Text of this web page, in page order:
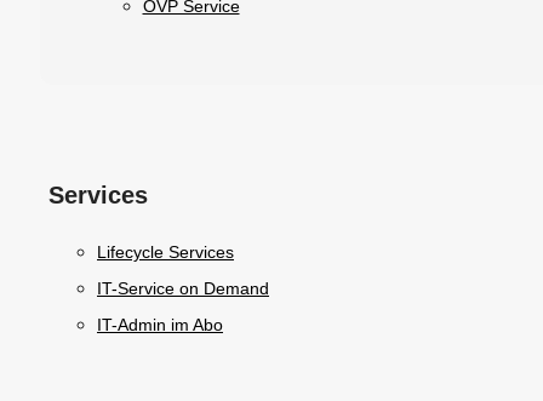
OVP Service
Services
Lifecycle Services
IT-Service on Demand
IT-Admin im Abo